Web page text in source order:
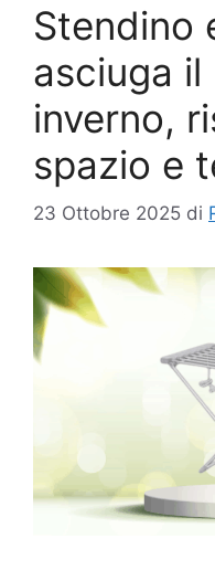
Stendino
asciuga
inverno,
spazio e
23 Ottobre 2025 di